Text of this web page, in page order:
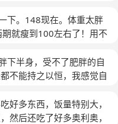
练，也准备由少到多，比
后再慢慢加吧。反正现在
瘦的，吃饱才更有活力。
科学吃多动”才是健康
好了，慢慢来，不着急，
名)
年龄也不能100斤以下，
别衰老的，十几二十几的
，以前爱吃甜食主食，现
改变的饮食时间久了就习
平时坚持好的饮食就行。
，最重要的是坚持坚持坚
下。148现在。体重太胖
就瘦到100左右了！用不
下半身，受不了肥胖的自
不能持之以恒，我感觉自
好多东西，饭量特别大，
然后还吃了好多奥利奥，